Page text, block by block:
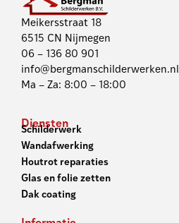
Meikersstraat 18
6515 CN Nijmegen
06 – 136 80 901
info@bergmanschilderwerken.nl
Ma – Za: 8:00 – 18:00
Diensten
Schilderwerk
Wandafwerking
Houtrot reparaties
Glas en folie zetten
Dak coating